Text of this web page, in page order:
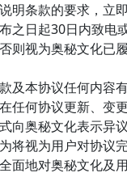
明条款的要求，立
之日起30日内致电
则视为奥秘文化已履
及本协议任何内容
任何协议更新、变
向奥秘文化表示异议
将视为用户对协议
面地对奥秘文化及